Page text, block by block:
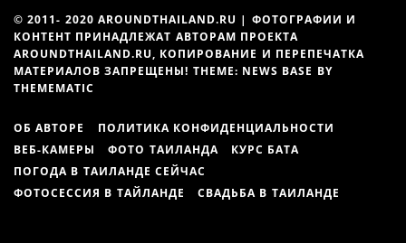
© 2011- 2020 AROUNDTHAILAND.RU | ФОТОГРАФИИ И
КОНТЕНТ ПРИНАДЛЕЖАТ АВТОРАМ ПРОЕКТА
AROUNDTHAILAND.RU, КОПИРОВАНИЕ И ПЕРЕПЕЧАТКА
МАТЕРИАЛОВ ЗАПРЕЩЕНЫ! THEME: NEWS BASE BY
THEMEMATIC
ОБ АВТОРЕ
ПОЛИТИКА КОНФИДЕНЦИАЛЬНОСТИ
ВЕБ-КАМЕРЫ
ФОТО ТАИЛАНДА
КУРС БАТА
ПОГОДА В ТАИЛАНДЕ СЕЙЧАС
ФОТОСЕССИЯ В ТАЙЛАНДЕ
СВАДЬБА В ТАИЛАНДЕ